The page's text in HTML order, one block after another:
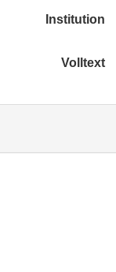
Institution
Volltext